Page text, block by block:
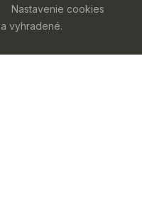
Nastavenie cookies
vyhradené.